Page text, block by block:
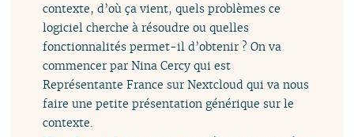
contexte, d’où ça vient, quels problèmes ce
logiciel cherche à résoudre ou quelles
fonctionnalités permet-il d’obtenir ? On va
commencer par Nina Cercy qui est
Représentante France sur Nextcloud qui va nous
faire une petite présentation générique sur le
contexte.